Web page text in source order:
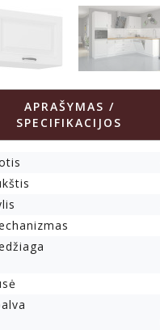
APRAŠYMAS /
SPECIFIKACIJOS